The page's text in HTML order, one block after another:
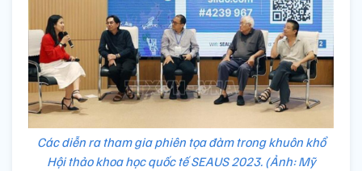
Các diễn ra tham gia phiên tọa đàm trong khuôn khổ
Hội thảo khoa học quốc tế SEAUS 2023. (Ảnh: Mỹ